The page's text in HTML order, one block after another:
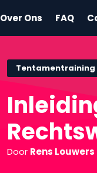
Over Ons FAQ
Tentamentraining
Door Rens Louwers